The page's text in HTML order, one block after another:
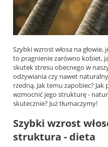
Szybki wzrost włosa na
to pragnienie zarówno kobiet,
skutek stresu obecnego w
odżywiania czy nawet
rzedną. Jak temu zapobiec?
wzmocnić jego strukturę -
skutecznie? Już tłumaczymy!
Szybki wzrost
struktura - dieta